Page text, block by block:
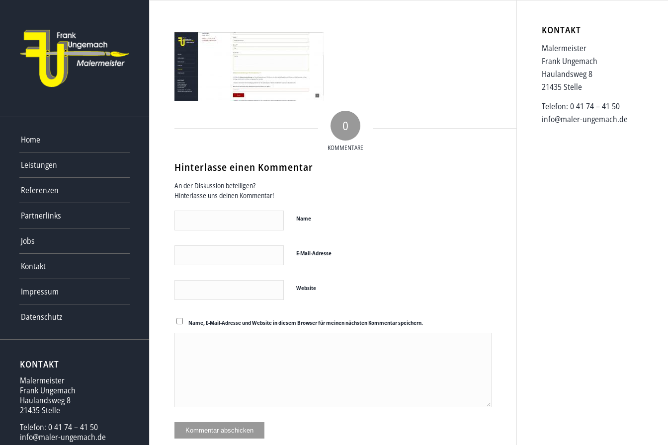
Home
Leistungen
Referenzen
Partnerlinks
Jobs
Kontakt
Impressum
Datenschutz
KONTAKT
Malermeister
Frank Ungemach
Haulandsweg 8
21435 Stelle
Telefon: 0 41 74 – 41 50
info@maler-ungemach.de
0
KOMMENTARE
Hinterlasse einen Kommentar
An der Diskussion beteiligen?
Hinterlasse uns deinen Kommentar!
Name
E-Mail-Adresse
Website
Name, E-Mail-Adresse und Website in diesem Browser für meinen nächsten Kommentar speichern.
KONTAKT
Malermeister
Frank Ungemach
Haulandsweg 8
21435 Stelle
Telefon: 0 41 74 – 41 50
info@maler-ungemach.de